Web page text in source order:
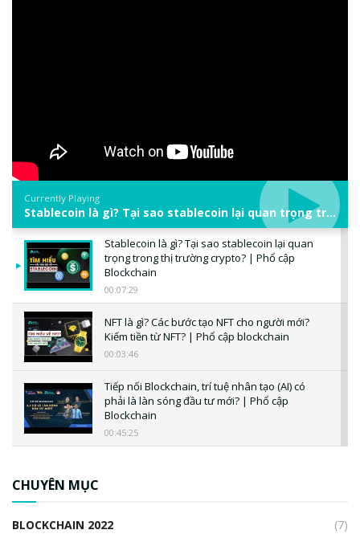
Currently Playing
Stablecoin là gì? Tại sao stablecoin lại quan trọng trong thị trường crypto? | Phổ cập Blockchain
Stablecoin là gì? Tại sao stablecoin lại quan
trọng trong thị trường crypto? | Phổ cập
Blockchain
00:07:29
NFT là gì? Các bước tạo NFT cho người mới?
Kiếm tiền từ NFT? | Phổ cập blockchain
00:03:46
Tiếp nối Blockchain, trí tuệ nhân tạo (AI) có
phải là làn sóng đầu tư mới? | Phổ cập
Blockchain
00:45:25
CHUYÊN MỤC
BLOCKCHAIN 2022
(7)